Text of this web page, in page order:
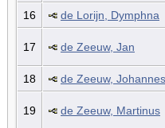
16 de Lorijn, Dymphna
17 de Zeeuw, Jan
18 de Zeeuw, Johannes
19 de Zeeuw, Martinus